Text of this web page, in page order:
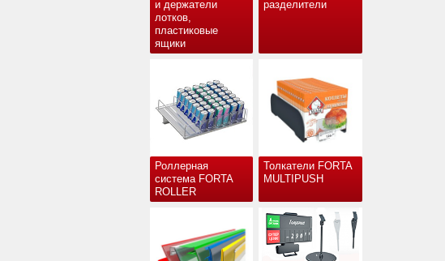
и держатели
лотков,
пластиковые
ящики
разделители
Роллерная
система FORTA
ROLLER
Толкатели FORTA
MULTIPUSH